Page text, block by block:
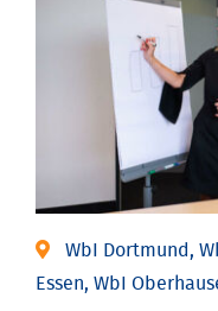
WbI Dortmund,
Essen, WbI